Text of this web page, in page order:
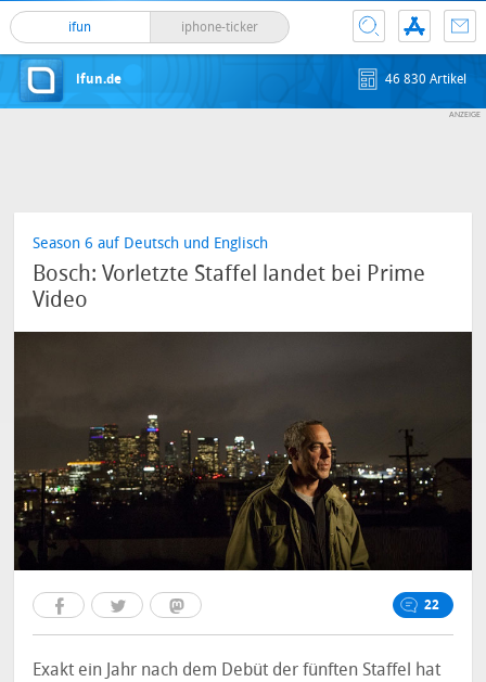
ifun iphone-ticker
ifun.de 46 830 Artikel
Season 6 auf Deutsch und Englisch
Bosch: Vorletzte Staffel landet bei Prime
Video
22
Exakt ein Jahr nach dem Debüt der fünften Staffel hat